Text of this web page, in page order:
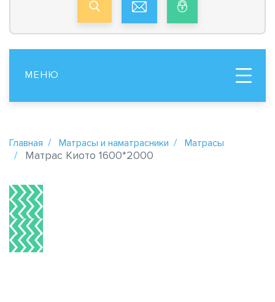
МЕНЮ
Главная Матрасы и наматрасники Матрасы
Матрас Киото 1600*2000